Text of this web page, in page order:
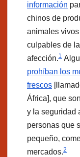
información
chinos de
animales
culpables de
afección.1
prohíban los
frescos
África], que
y la seguridad
personas que
pequeño,
mercados.2